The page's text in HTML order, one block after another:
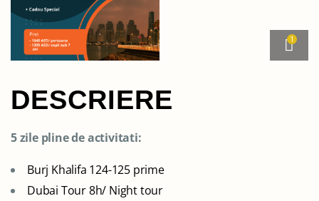
1
DESCRIERE
5 zile pline de activitati:
Burj Khalifa 124-125 prime
Dubai Tour 8h/ Night tour